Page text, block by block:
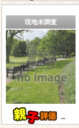
現地未調査
－